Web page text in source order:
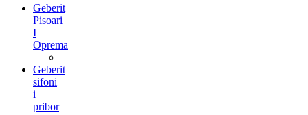
Geberit
Pisoari
I
Oprema
Geberit
sifoni
i
pribor